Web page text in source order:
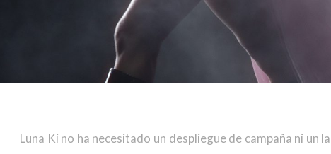
Luna Ki no ha necesitado un despliegue de campaña ni un